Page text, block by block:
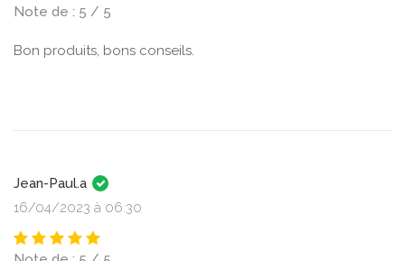
Note de : 5 / 5
Bon produits, bons conseils.
Jean-Paul.a
16/04/2023 à 06:30